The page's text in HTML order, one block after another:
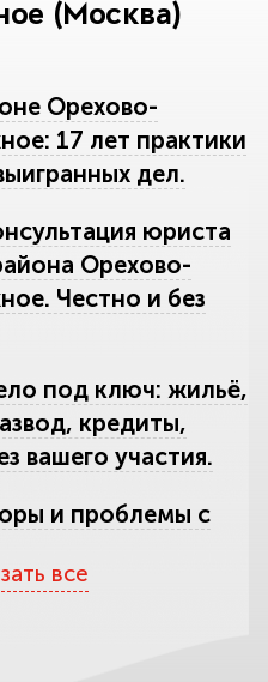
(Москва)
Орехово-
17 лет практики
дел.
юриста
Орехово-
Честно и без
под ключ: жильё,
кредиты,
вашего участия.
и проблемы с
по закону.
все